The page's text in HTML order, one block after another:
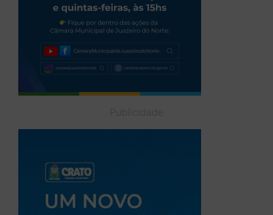
Publicidade